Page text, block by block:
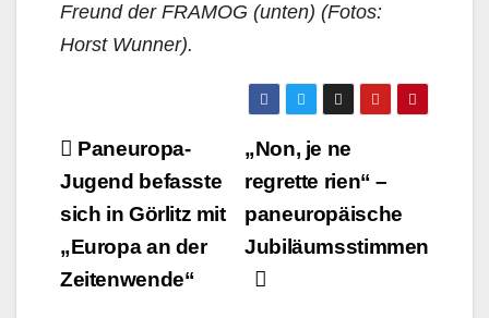
Freund der FRAMOG (unten) (Fotos:
Horst Wunner).
Beitragsnavigation
„Non, je ne
regrette rien“ –
paneuropäische
Jubiläumsstimmen
Paneuropa-
Jugend befasste
sich in Görlitz mit
„Europa an der
Zeitenwende“